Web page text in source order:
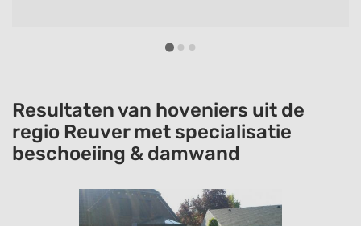
Resultaten van hoveniers uit de
regio Reuver met specialisatie
beschoeiing & damwand